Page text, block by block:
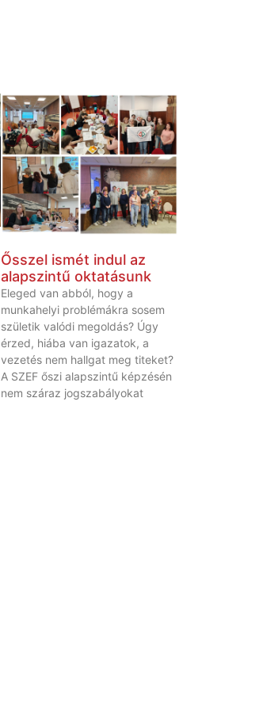
Ősszel ismét indul az
alapszintű oktatásunk
Eleged van abból, hogy a
munkahelyi problémákra sosem
születik valódi megoldás? Úgy
érzed, hiába van igazatok, a
vezetés nem hallgat meg titeket?
A SZEF őszi alapszintű képzésén
nem száraz jogszabályokat